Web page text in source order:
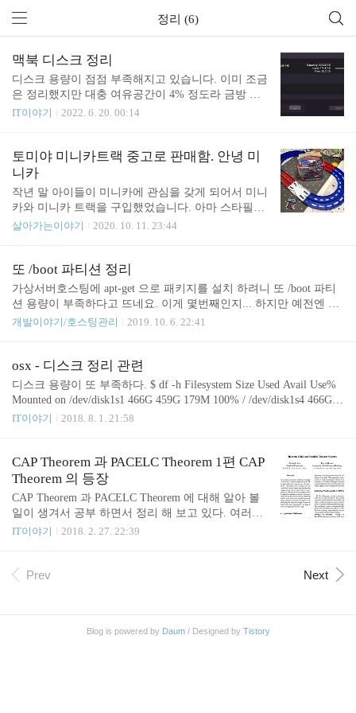
정리 (6)
맥북 디스크 정리
디스크 용량이 점점 부족해지고 있습니다. 이미 조금
은 정리했지만 대충 여유공간이 4% 정도라 금방 다
찰 거 같습니다. 오랜만에 또 디스크 정리를 해 봅니
확인하기 좋은 툴입니다. 분석 돌리고 나면 어디서
용량을 많이 먹고 있는지 나타납니다. jetbrain 툴 사
용하다가 에러 나서 덤프 떠진 파일 같은데 삭제합니
다. jetbrain 툴들 업데이트 후 남아 있는 구 버전 파일
들이네요. 오래된 애들은 적당히(?) 알아서(?) 잘(?)
제거해 주면 좋겠지만 아무튼 제거해 줍니다. brew cl
IT이야기 2022. 6. 20. 00:14
토미야 미니카트랙 중고로 판매함. 안녕 미
니카
작년 말 아이들이 미니카에 관심을 갖게 되어서 미니
카와 미니카 트랙을 구입했었습니다. 아마 스타필드
하남에 처음 방문했었을 때 그때 구입했던 것으로 기
를 가지고 놀려면 트랙을 설치해야 되는데 트랙을 매
번 새로 깔아야 되는 번거로움이 있었고요. 그냥 항
시 깔아 두고 사용하면 좋은데 그럴만한 공간은 없었
보니 소음이 전달되는지 아랫집에서 시끄럽다고 연
서 쿵쿵거렸는지 미니카가 달리면서 생기는 진동의
소리 때문인지 까지는 모르겠지만 아무튼 소음의 문
제도 있었습니다. 언제 다시 아이들이 미니카를 가지
고 놀게 될지는 모..
살아가는이야기 2020. 10. 11. 23:44
또 /boot 파티션 정리
가상서버호스팅에 apt-get 으로 패키지를 설치 하려니 또 /boot 파티
션 용량이 부족하다고 뜨네요. 이게 몇번째인지... 하지만 예전엔 서
버가 안올라 와서 고객센터의 도움을 받기도 했는데 이제는 알아서
이거로는 턱도 없네요. /boot 디렉토리의 파일들을 확인 해 봅니다. j
unho85@junho85:/boot$ ll -th total 256M -rw-r--r-- 1 root root 12M Oct
5 12:16 initrd.img-4.15.0-33-generic.new drwxr-xr-x 4 root root 3.0K O
개발이야기/호스팅관리 2019. 10. 6. 22:41
osx - 디스크 정리 관련
디스크 용량이 또 부족하다. $ df -h Filesystem Size Used Avail Use%
Mounted on /dev/disk1s1 466G 459G 179M 100% / /dev/disk1s4 466G 6.
1G 179M 98% /private/var/vm /dev/disk1s2 466G 23M 179M 12% /Volu
iMovie, Final Cut Pro X, iLifeMediaBrowser http://junho85.pe.kr/1009Fi
nal Cut Pro X프로젝트 파일 문제 http://jun..
IT이야기 2018. 8. 1. 21:58
CAP Theorem 과 PACELC Theorem 1편 CAP
Theorem 의 등장
CAP Theorem 과 PACELC Theorem 에 대해 알아 볼
일이 생겨서 공부 하면서 정리 해 보고 있다. 여러가
지 자료를 찾아 보면서 보고 있지만 보면 볼 수록 점
을 받기 시작한다. 그러다가 CAP 이론을 만든 사람
러다 보니 웹상에 공개된 자료들도 올라온 시기에 따
IT이야기 2018. 2. 27. 22:39
Prev Next
Blog is powered by Daum/ Designed by Tistory